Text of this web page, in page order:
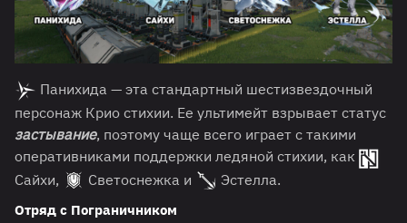
Панихида — эта стандартный шестизвездочный
персонаж Крио стихии. Ее ультимейт взрывает статус
застывание, поэтому чаще всего играет с такими
оперативниками поддержки ледяной стихии, как
Сайхи,
Светоснежка и Эстелла.
Отряд с Пограничником